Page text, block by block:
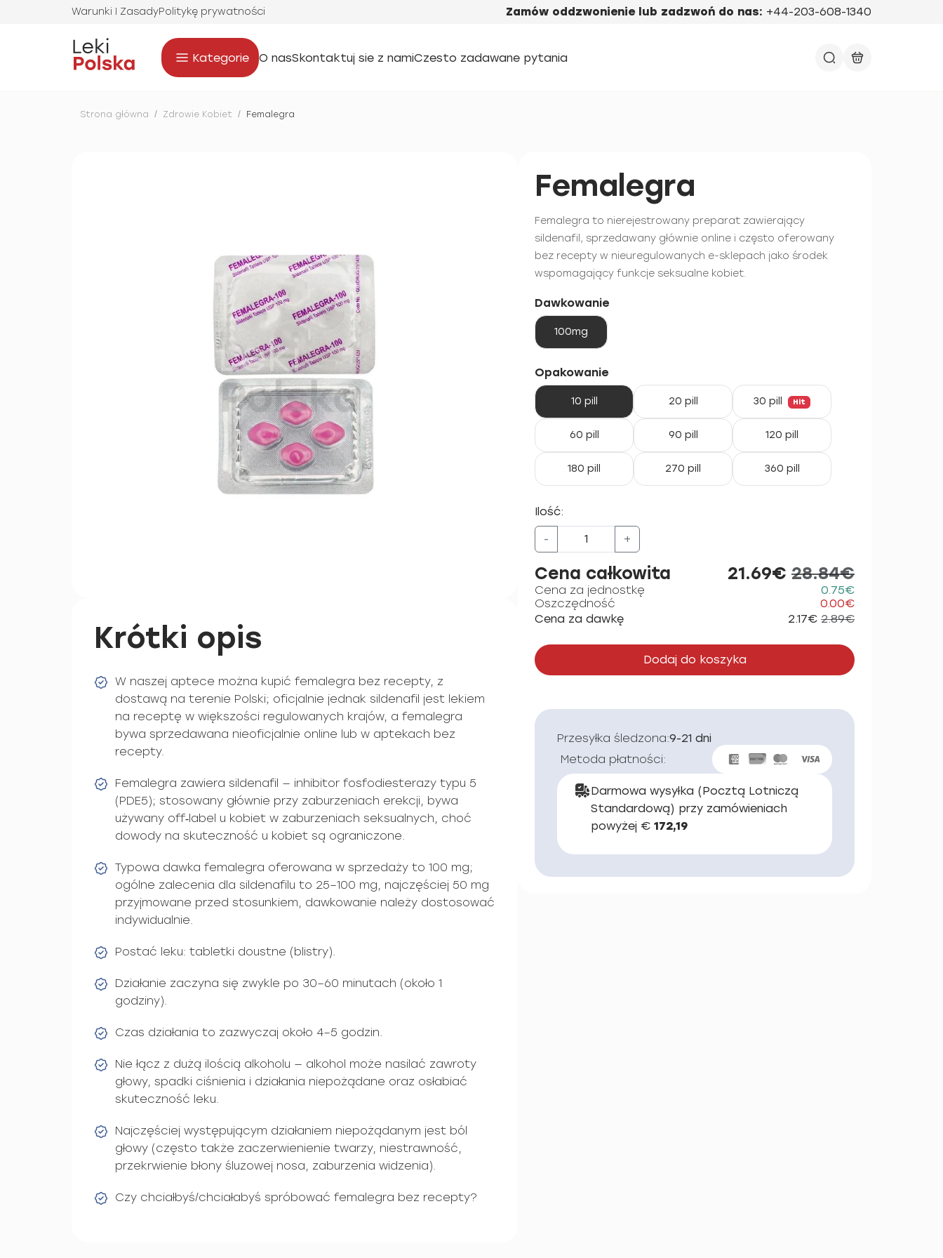
Warunki I ZasadyPolitykę prywatności Zamów oddzwonienie lub zadzwoń do nas: +44-203-608-1340
Kategorie O nasSkontaktuj sie z namiCzesto zadawane pytania
Strona główna / Zdrowie Kobiet / Femalegra
Krótki opis
W naszej aptece można kupić femalegra bez recepty, z
dostawą na terenie Polski; oficjalnie jednak sildenafil jest lekiem
na receptę w większości regulowanych krajów, a femalegra
bywa sprzedawana nieoficjalnie online lub w aptekach bez
recepty.
Femalegra zawiera sildenafil — inhibitor fosfodiesterazy typu 5
(PDE5); stosowany głównie przy zaburzeniach erekcji, bywa
używany off‑label u kobiet w zaburzeniach seksualnych, choć
dowody na skuteczność u kobiet są ograniczone.
Typowa dawka femalegra oferowana w sprzedaży to 100 mg;
ogólne zalecenia dla sildenafilu to 25–100 mg, najczęściej 50 mg
przyjmowane przed stosunkiem, dawkowanie należy dostosować
indywidualnie.
Postać leku: tabletki doustne (blistry).
Działanie zaczyna się zwykle po 30–60 minutach (około 1
godziny).
Czas działania to zazwyczaj około 4–5 godzin.
Nie łącz z dużą ilością alkoholu — alkohol może nasilać zawroty
głowy, spadki ciśnienia i działania niepożądane oraz osłabiać
skuteczność leku.
Najczęściej występującym działaniem niepożądanym jest ból
głowy (często także zaczerwienienie twarzy, niestrawność,
przekrwienie błony śluzowej nosa, zaburzenia widzenia).
Czy chciałbyś/chciałabyś spróbować femalegra bez recepty?
Femalegra
Femalegra to nierejestrowany preparat zawierający
sildenafil, sprzedawany głównie online i często oferowany
bez recepty w nieuregulowanych e-sklepach jako środek
wspomagający funkcje seksualne kobiet.
Dawkowanie
100mg
Opakowanie
10 pill 20 pill 30 pill Hit
60 pill 90 pill 120 pill
180 pill 270 pill 360 pill
Ilość:
- +
Cena całkowita 21.69€ 28.84€
Cena za jednostkę
0.75€
Oszczędność
0.00€
Cena za dawkę
2.17€ 2.89€
Dodaj do koszyka
Przesyłka śledzona:9-21 dni
Metoda płatności:
Darmowa wysyłka (Pocztą Lotniczą
Standardową) przy zamówieniach
powyżej € 172,19